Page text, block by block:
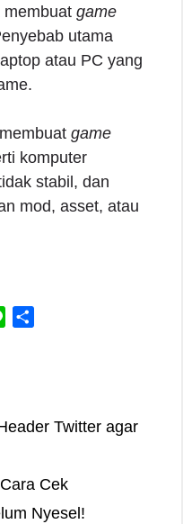
membuat game
utama
atau PC yang
game
komputer
stabil, dan
mod, asset, atau
Twitter agar
Cek
Nyesel!